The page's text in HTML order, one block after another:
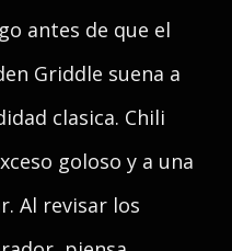
antes de que el
Griddle suena a
clasica. Chili
goloso y a una
Al revisar los